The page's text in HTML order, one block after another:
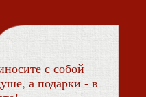
с собой
а подарки - в